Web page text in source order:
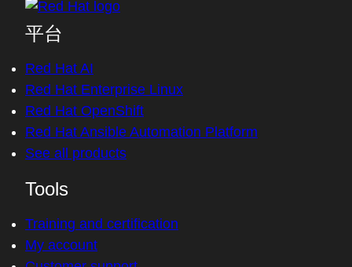
平台
Red Hat AI
Red Hat Enterprise Linux
Red Hat OpenShift
Red Hat Ansible Automation Platform
See all products
Tools
Training and certification
My account